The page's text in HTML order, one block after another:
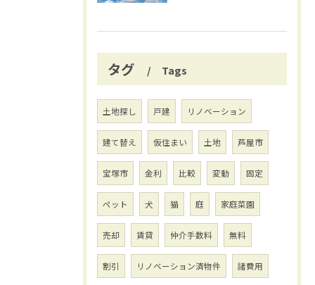
タグ Tags
土地探し 戸建 リノベーション
建て替え 仮住まい 土地 芦屋市
宝塚市 金利 比較 変動 固定
ペット 犬 猫 庭 家庭菜園
売却 賃貸 仲介手数料 無料
割引 リノベーション済物件 諸費用